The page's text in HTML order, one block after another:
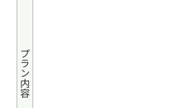
プラン内容